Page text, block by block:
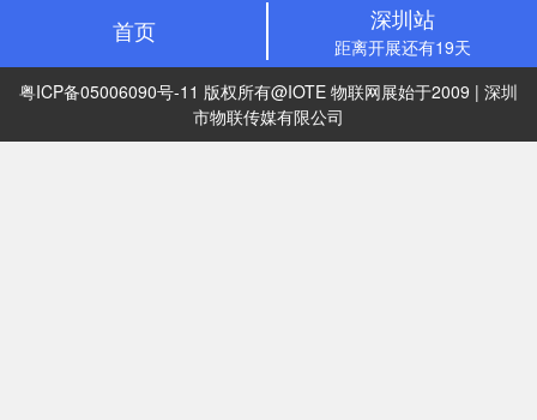
首页 深圳站
距离开展还有19天
粤ICP备05006090号-11 版权所有@IOTE 物联网展始于2009 | 深圳
市物联传媒有限公司